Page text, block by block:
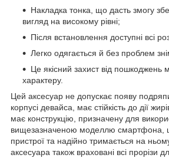
Накладка тонка, що дасть змогу
вигляд на високому рівні;
Після встановлення доступні всі
Легко одягається й без проблем
Це якісний захист від пошкоджень
характеру.
Цей аксесуар не допускає появу
корпусі девайса, має стійкість до дії
має конструкцію, призначену для
вищезазначеною моделлю смартфона,
пристрої та надійно тримається на
аксесуара також враховані всі прорізи